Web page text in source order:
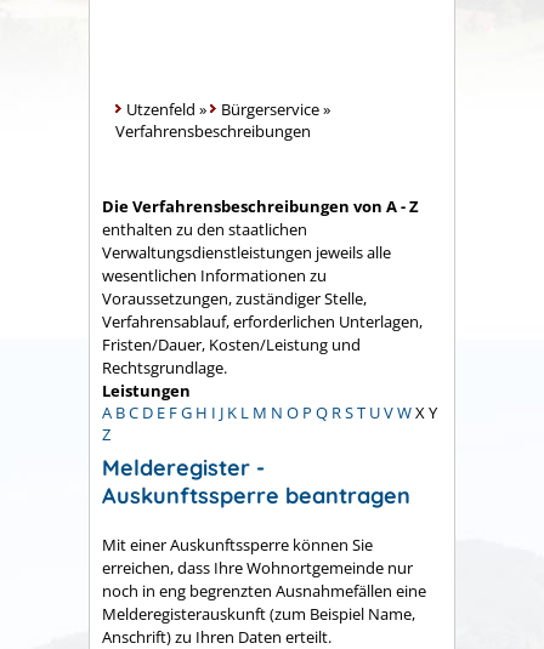
Utzenfeld » Bürgerservice»
Verfahrensbeschreibungen
Die Verfahrensbeschreibungen von A - Z
enthalten zu den staatlichen
Verwaltungsdienstleistungen jeweils alle
wesentlichen Informationen zu
Voraussetzungen, zuständiger Stelle,
Verfahrensablauf, erforderlichen Unterlagen,
Fristen/Dauer, Kosten/Leistung und
Rechtsgrundlage.
Leistungen
A BC D E FG H I J K L M N O P Q RST UVWX Y
Z
Melderegister -
Auskunftssperre beantragen
Mit einer Auskunftssperre können Sie
erreichen, dass Ihre Wohnortgemeinde nur
noch in eng begrenzten Ausnahmefällen eine
Melderegisterauskunft(zum Beispiel Name,
Anschrift)zu Ihren Daten erteilt.